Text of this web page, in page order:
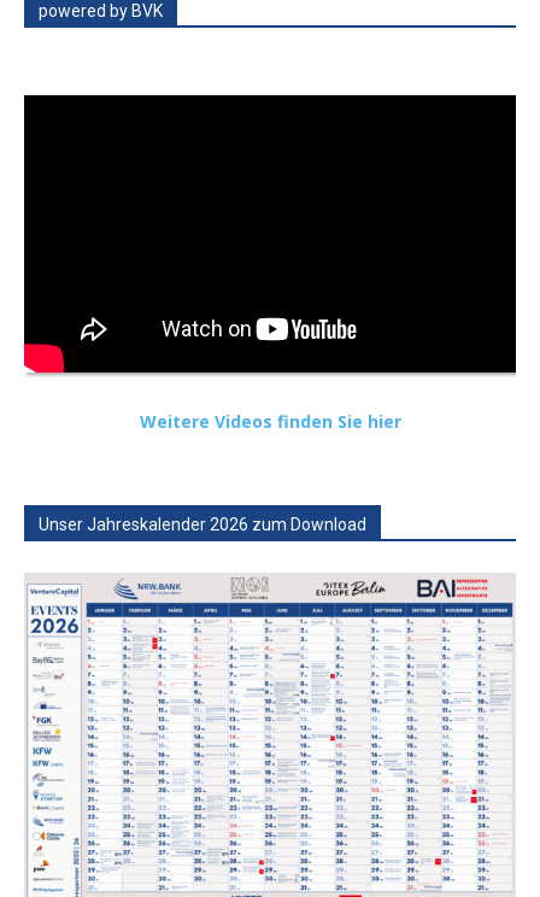
powered by BVK
Weitere Videos finden Sie hier
Unser Jahreskalender 2026 zum Download